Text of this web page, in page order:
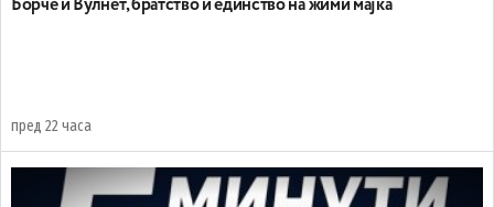
Борче и Вулнет, братство и единство на жими мајка
пред 22 часа